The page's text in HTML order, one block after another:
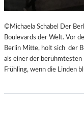
©Michaela Schabel Der
Boulevards der Welt. Vor
Berlin Mitte, holt sich der
als einer der berühmtesten
Frühling, wenn die Linden